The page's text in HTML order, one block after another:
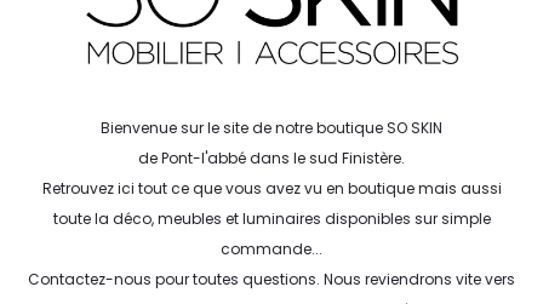
Bienvenue sur le site de notre boutique SO SKIN
de Pont-l'abbé dans le sud Finistère.
Retrouvez ici tout ce que vous avez vu en boutique mais aussi
toute la déco, meubles et luminaires disponibles sur simple
commande...
Contactez-nous pour toutes questions. Nous reviendrons vite vers